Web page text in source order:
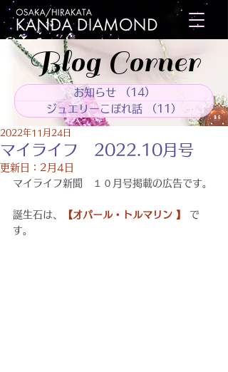
Blog Corner
お知らせ （14）
14件の記事
ジュエリーこぼれ話
（11） 11件の記
マイライフ 2022.10月号
2022年11月24日
更新日： 2月4日
マイライフ新聞　１０月号掲載の広告です。
誕生石は、 【オパール・トルマリン 】
で
す。